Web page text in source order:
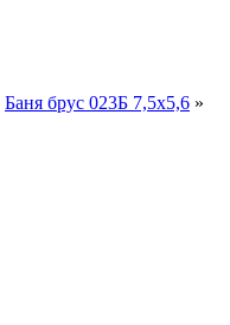
Баня брус 023Б 7,5х5,6 »